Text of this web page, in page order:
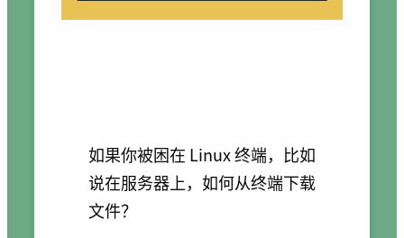
如果你被困在 Linux 终端，比如
说在服务器上，如何从终端下载
文件？